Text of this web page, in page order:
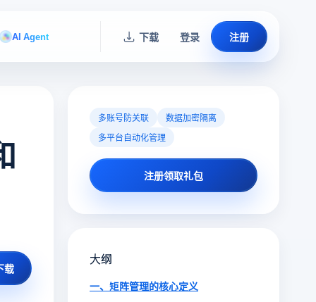
AI Agent 下载 登录 注册
载
多账号防关联
数据加密隔离
多平台自动化管理
注册领取礼包
大纲
一、矩阵管理的核心定义